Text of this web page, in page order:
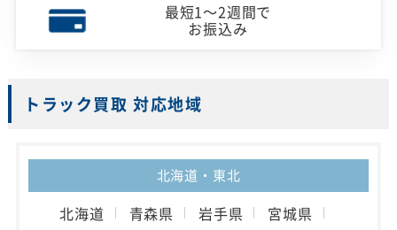
最短1～2週間で
お振込み
トラック買取 対応地域
北海道・東北
北海道 青森県 岩手県
宮城県